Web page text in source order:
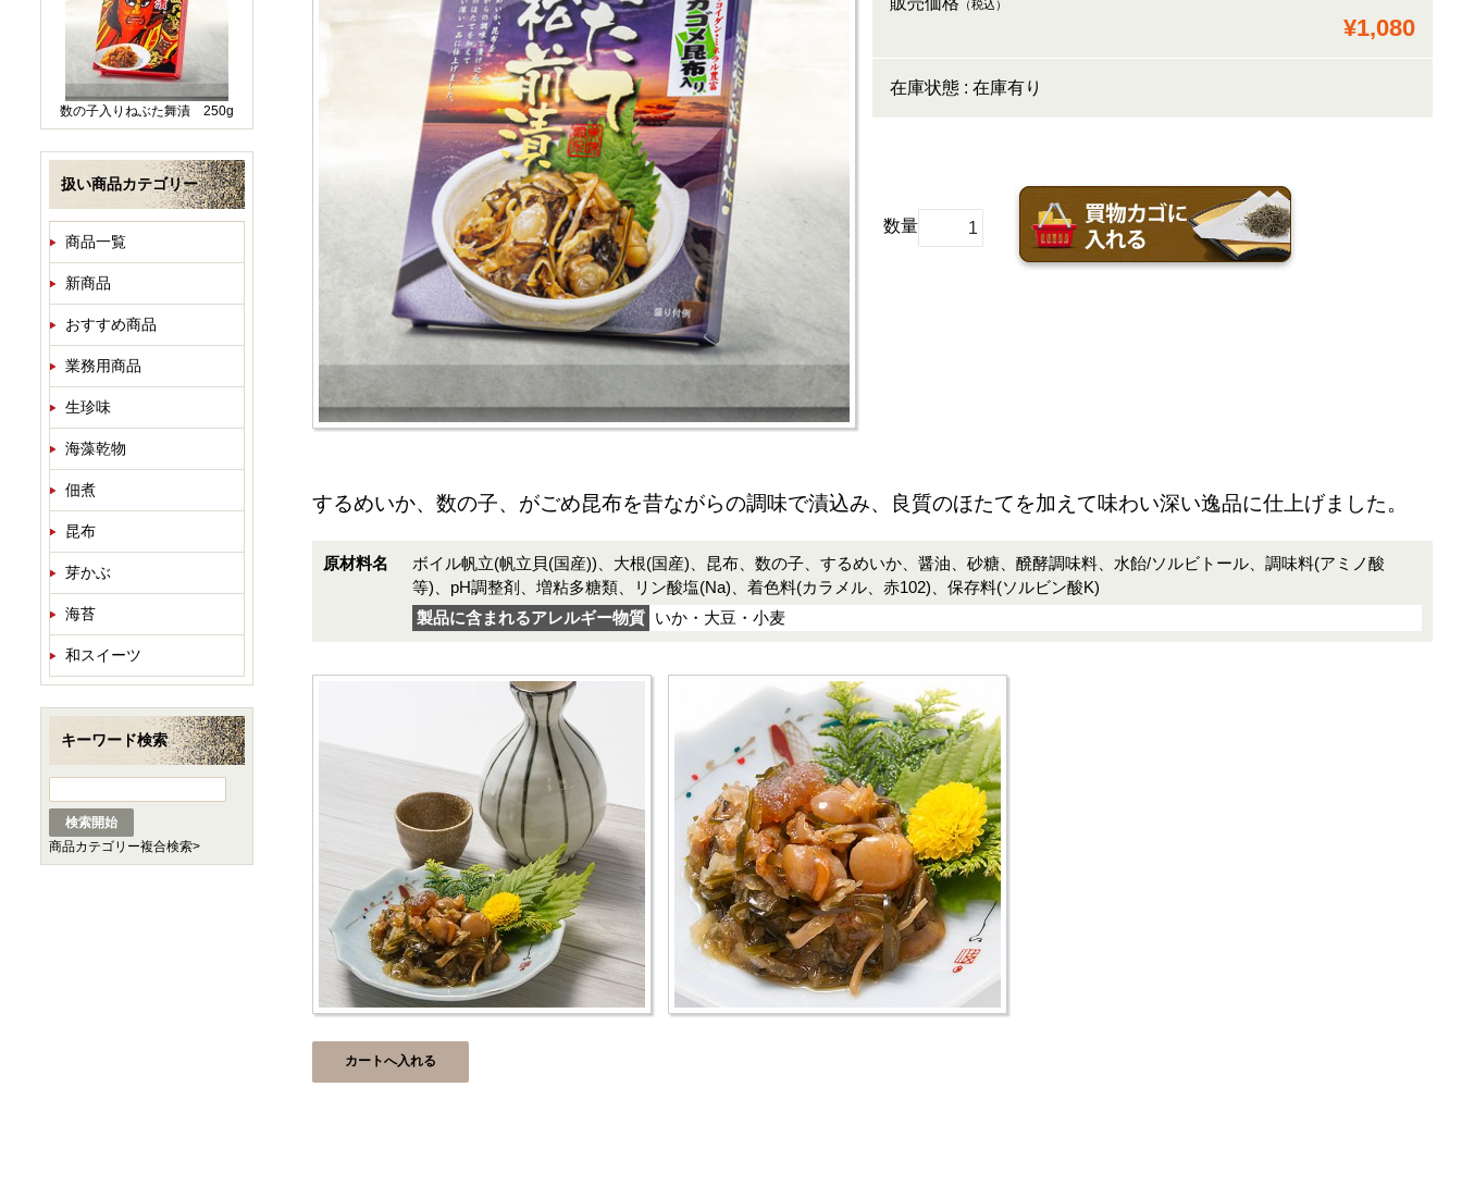
（税込）
¥1,080
在庫状態 : 在庫有り
数量
するめいか、数の子、がごめ昆布を昔ながらの調味で漬込み、良質のほたてを加えて味わい深い逸品に仕上げました。
原材料名
ボイル帆立(帆立貝(国産))、大根(国産)、昆布、数の子、するめいか、醤油、砂糖、醗酵調味料、水飴/ソルビトール、調味料(アミノ酸
等)、pH調整剤、増粘多糖類、リン酸塩(Na)、着色料(カラメル、赤102)、保存料(ソルビン酸K)
製品に含まれるアレルギー物質 いか・大豆・小麦
数の子入りねぶた舞漬 250g
扱い商品カテゴリー
商品一覧
新商品
おすすめ商品
業務用商品
生珍味
海藻乾物
佃煮
昆布
芽かぶ
海苔
和スイーツ
キーワード検索
商品カテゴリー複合検索>